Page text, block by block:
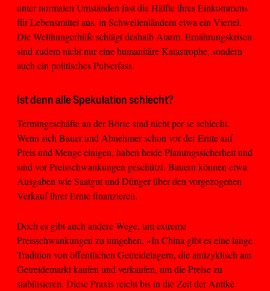
unter normalen Umständen fast die Hälfte ihres Einkommens
für Lebensmittel aus, in Schwellenländern etwa ein Viertel.
Die Welthungerhilfe schlägt deshalb Alarm. Ernährungskrisen
sind zudem nicht nur eine humanitäre Katastrophe, sondern
auch ein politisches Pulverfass.
Ist denn alle Spekulation schlecht?
Termingeschäfte an der Börse sind nicht per se schlecht.
Wenn sich Bauer und Abnehmer schon vor der Ernte auf
Preis und Menge einigen, haben beide Planungssicherheit und
sind vor Preisschwankungen geschützt. Bauern können etwa
Ausgaben wie Saatgut und Dünger über den vorgezogenen
Verkauf ihrer Ernte finanzieren.
Doch es gibt auch andere Wege, um extreme
Preisschwankungen zu umgehen. »In China gibt es eine lange
Tradition von öffentlichen Getreidelagern, die antizyklisch am
Getreidemarkt kaufen und verkaufen, um die Preise zu
stabilisieren. Diese Praxis reicht bis in die Zeit der Antike